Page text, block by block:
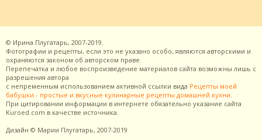
© Ирина Плугатарь, 2007-2019.
Фотографии и рецепты, если это не указано особо, являются авторскими и
охраняются законом об авторском праве.
Перепечатка и любое воспроизведение материалов сайта возможны лишь с
разрешения автора
с непременным использованием активной ссылки вида Рецепты моей
бабушки - простые и вкусные кулинарные рецепты домашней кухни
При цитировании информации в интернете обязательно указание сайта
Kuroed.com в качестве источника.
Дизайн © Марии Плугатарь, 2007-2019